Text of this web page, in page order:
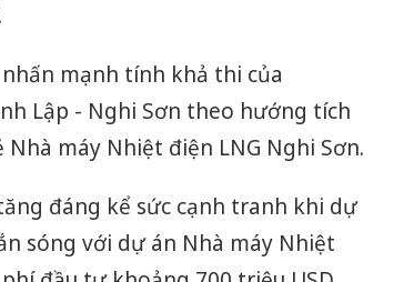
mạnh tính khả thi của
Lập - Nghi Sơn theo hướng tích
máy Nhiệt điện LNG Nghi Sơn.
đáng kể sức cạnh tranh khi dự
sóng với dự án Nhà máy Nhiệt